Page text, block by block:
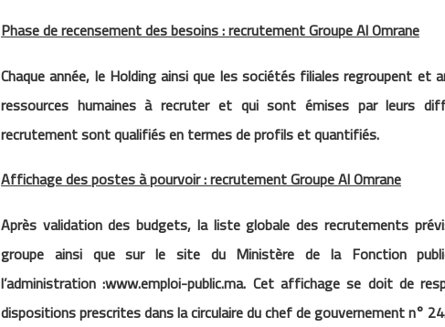
Phase de recensement des besoins : recrutement Groupe Al Omrane
Chaque année, le Holding ainsi que les sociétés filiales regroupent et
ressources humaines à recruter et qui sont émises par leurs
recrutement sont qualifiés en termes de profils et quantifiés.
Affichage des postes à pourvoir : recrutement Groupe Al Omrane
Après validation des budgets, la liste globale des recrutements
groupe ainsi que sur le site du Ministère de la Fonction
l’administration :www.emploi-public.ma. Cet affichage se doit de
dispositions prescrites dans la circulaire du chef de gouvernement n°